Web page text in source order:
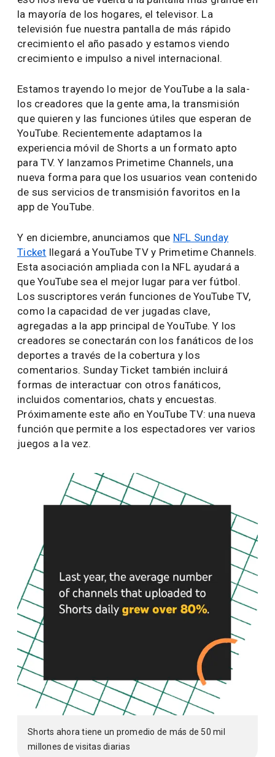
la mayoría de los hogares, el televisor. La
televisión fue nuestra pantalla de más rápido
crecimiento el año pasado y estamos viendo
crecimiento e impulso a nivel internacional.
Estamos trayendo lo mejor de YouTube a la sala-
los creadores que la gente ama, la transmisión
que quieren y las funciones útiles que esperan de
YouTube. Recientemente adaptamos la
experiencia móvil de Shorts a un formato apto
para TV. Y lanzamos Primetime Channels, una
nueva forma para que los usuarios vean contenido
de sus servicios de transmisión favoritos en la
app de YouTube.
Y en diciembre, anunciamos que NFL Sunday
Ticket llegará a YouTube TV y Primetime Channels.
Esta asociación ampliada con la NFL ayudará a
que YouTube sea el mejor lugar para ver fútbol.
Los suscriptores verán funciones de YouTube TV,
como la capacidad de ver jugadas clave,
agregadas a la app principal de YouTube. Y los
creadores se conectarán con los fanáticos de los
deportes a través de la cobertura y los
comentarios. Sunday Ticket también incluirá
formas de interactuar con otros fanáticos,
incluidos comentarios, chats y encuestas.
Próximamente este año en YouTube TV: una nueva
función que permite a los espectadores ver varios
juegos a la vez.
Shorts ahora tiene un promedio de más de 50 mil
millones de visitas diarias